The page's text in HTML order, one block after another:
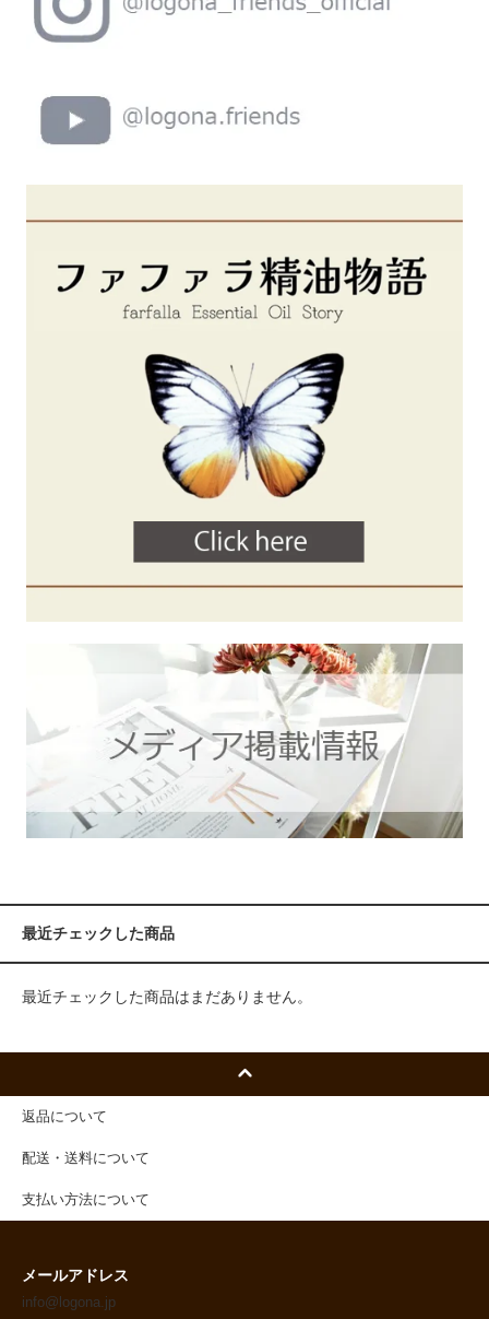
最近チェックした商品
最近チェックした商品はまだありません。
返品について
配送・送料について
支払い方法について
メールアドレス
info@logona.jp